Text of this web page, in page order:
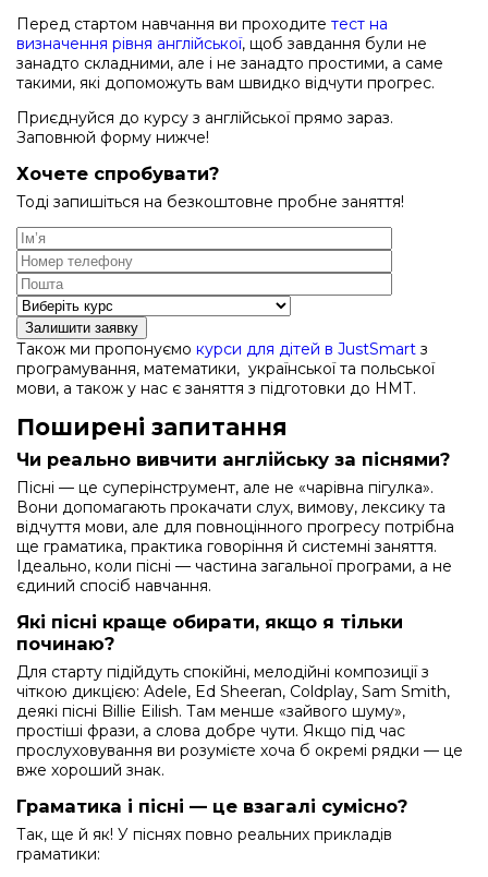
Перед стартом навчання ви проходите тест на
визначення рівня англійської, щоб завдання були не
занадто складними, але і не занадто простими, а саме
такими, які допоможуть вам швидко відчути прогрес.
Приєднуйся до курсу з англійської прямо зараз.
Заповнюй форму нижче!
Хочете спробувати?
Тоді запишіться на безкоштовне пробне заняття!
Залишити заявку
Також ми пропонуємо курси для дітей в JustSmart з
програмування, математики, української та польської
мови, а також у нас є заняття з підготовки до НМТ.
Поширені запитання
Чи реально вивчити англійську за піснями?
Пісні — це суперінструмент, але не «чарівна пігулка».
Вони допомагають прокачати слух, вимову, лексику та
відчуття мови, але для повноцінного прогресу потрібна
ще граматика, практика говоріння й системні заняття.
Ідеально, коли пісні — частина загальної програми, а не
єдиний спосіб навчання.
Які пісні краще обирати, якщо я тільки
починаю?
Для старту підійдуть спокійні, мелодійні композиції з
чіткою дикцією: Adele, Ed Sheeran, Coldplay, Sam Smith,
деякі пісні Billie Eilish. Там менше «зайвого шуму»,
простіші фрази, а слова добре чути. Якщо під час
прослуховування ви розумієте хоча б окремі рядки — це
вже хороший знак.
Граматика і пісні — це взагалі сумісно?
Так, ще й як! У піснях повно реальних прикладів
граматики: